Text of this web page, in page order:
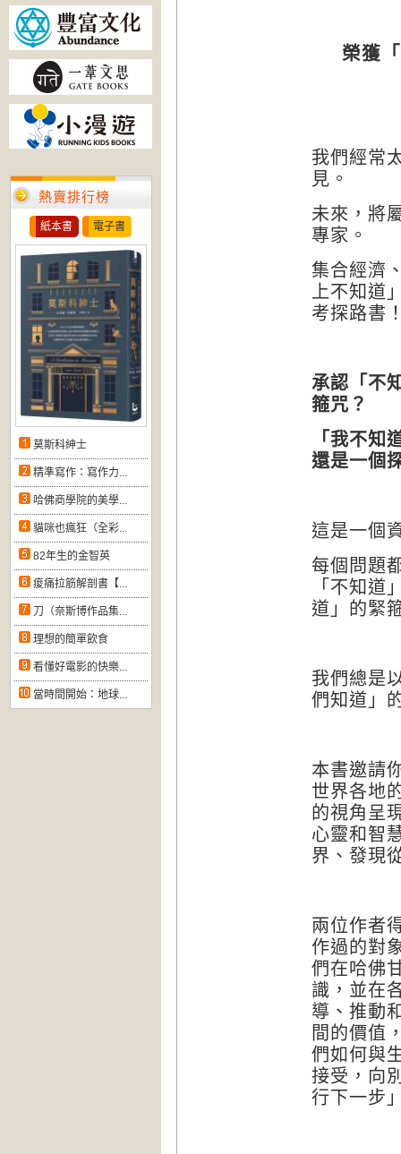
熱賣排行榜
紙本書 電子書
莫斯科紳士
精準寫作：寫作力...
哈佛商學院的美學...
貓咪也瘋狂（全彩...
82年生的金智英
痠痛拉筋解剖書【...
刀（奈斯博作品集...
理想的簡單飲食
看懂好電影的快樂...
當時間開始：地球...
榮獲
我們經常
見。
未來，將
專家。
集合經濟
上不知道
考探路書
承認「不
箍咒？
「我不
還是一個
這是一個
每個問題
「不知
道」的緊
我們總是
們知道」
本書邀請
世界各地
的視角呈
心靈和智
界、發現
兩位作者
作過的對
們在哈佛
識，並在
導、推動
間的價值
們如何與
接受，向
行下一步